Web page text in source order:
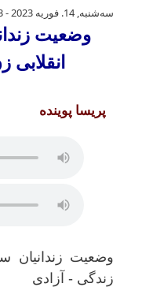
وضعیت
سه‌شنبه, 14. فوریه 2023 - 20:03
وضعیت
انقلابی
پریسا پوینده
وضعیت زندانیان
زندگی - آزادی